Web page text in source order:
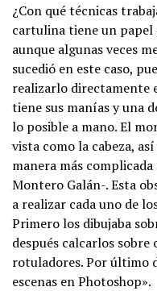
¿Con qué técnicas
cartulina tiene un
aunque algunas veces
sucedió en este caso,
realizarlo directamente
tiene sus manías y una
lo posible a mano. El
vista como la cabeza,
manera más
Montero Galán-. Esta
a realizar cada uno de
Primero los dibujaba
después calcarlos
rotuladores. Por último
escenas en Photoshop».